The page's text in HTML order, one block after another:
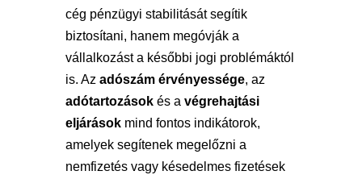
cég pénzügyi stabilitását segítik
biztosítani, hanem megóvják a
vállalkozást a későbbi jogi problémáktól
is. Az adószám érvényessége, az
adótartozásokés a végrehajtási
eljárásokmind fontos indikátorok,
amelyek segítenek megelőzni a
nemfizetés vagy késedelmes fizetések